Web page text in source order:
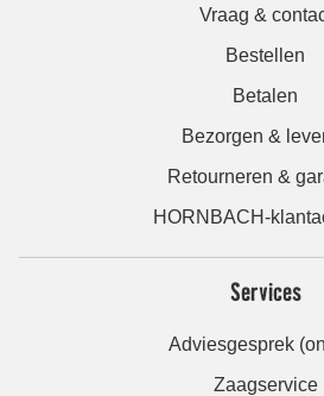
Vraag &
Bestellen
Betalen
Bezorgen &
Retourneren &
HORNBACH-
Services
Adviesgesprek
Zaagservice